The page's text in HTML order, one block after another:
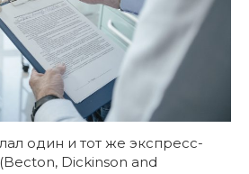
один и тот же экспресс-
Dickinson and